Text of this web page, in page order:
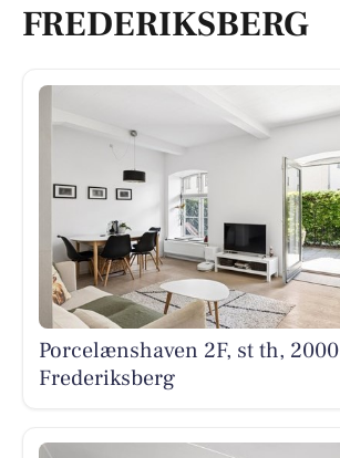
FREDERIKSBERG
Porcelænshaven 2F, st th, 2000
Frederiksberg